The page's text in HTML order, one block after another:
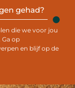
gehad?
die we voor jou
op
en blijf op de